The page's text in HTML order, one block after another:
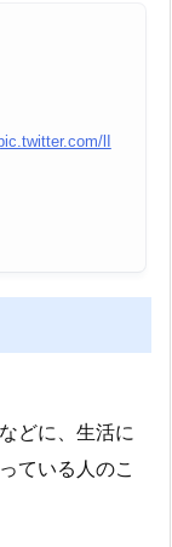
lI
どに、生活に
ている人のこ